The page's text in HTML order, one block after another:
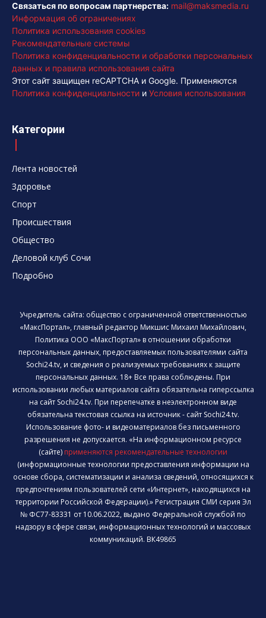
Связаться по вопросам партнерства: mail@maksmedia.ru
Информация об ограничениях
Политика использования cookies
Рекомендательные системы
Политика конфиденциальности и обработки персональных
данных и правила использования сайта
Этот сайт защищен reCAPTCHA и Google. Применяются
Политика конфиденциальности и Условия использования
Категории
Лента новостей
Здоровье
Спорт
Происшествия
Общество
Деловой клуб Сочи
Подробно
Учредитель сайта: общество с ограниченной ответственностью
«МаксПортал», главный редактор Микшис Михаил Михайлович,
Политика ООО «МаксПортал» в отношении обработки
персональных данных, предоставляемых пользователями сайта
Sochi24.tv, и сведения о реализуемых требованиях к защите
персональных данных. 18+ Все права соблюдены. При
использовании любых материалов сайта обязательна гиперссылка
на сайт Sochi24.tv. При перепечатке в неэлектронном виде
обязательна текстовая ссылка на источник - сайт Sochi24.tv.
Использование фото- и видеоматериалов без письменного
разрешения не допускается. «На информационном ресурсе
(сайте) применяются рекомендательные технологии
(информационные технологии предоставления информации на
основе сбора, систематизации и анализа сведений, относящихся к
предпочтениям пользователей сети «Интернет», находящихся на
территории Российской Федерации).» Регистрация СМИ серия Эл
№ ФС77-83331 от 10.06.2022, выдано Федеральной службой по
надзору в сфере связи, информационных технологий и массовых
коммуникаций. ВК49865